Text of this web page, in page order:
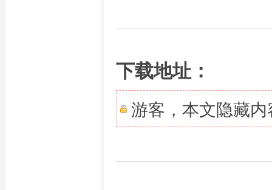
下载地址：
游客，本文隐藏内